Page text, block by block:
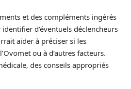
et des compléments ingérés
d’éventuels déclencheurs
aider à préciser si les
ou à d’autres facteurs.
des conseils appropriés